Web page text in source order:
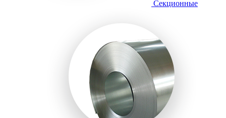
Секционные